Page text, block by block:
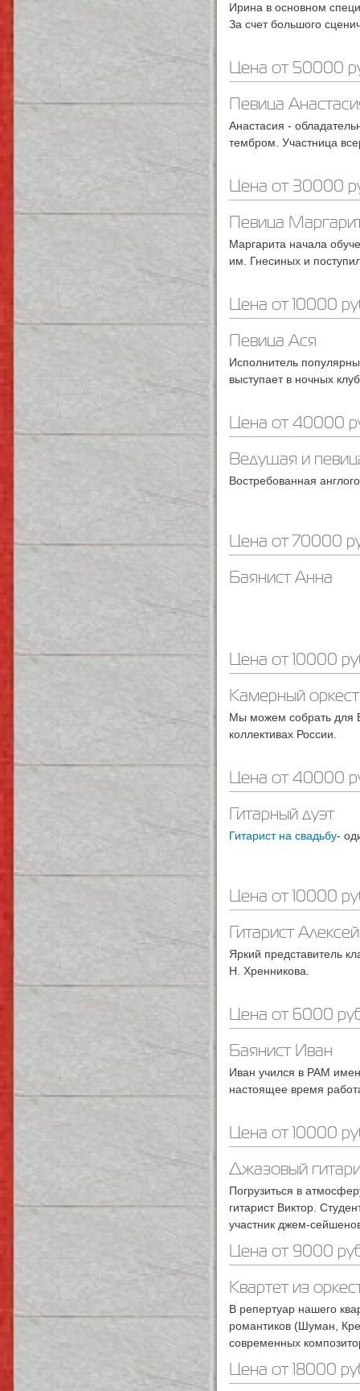
Ирина в основном
За счет большого
Цена от 50000
Певица
Анастасия -
тембром. Участница
Цена от 30000
Певица
Маргарита начала
им. Гнесиных и
Цена от 10000
Певица Ася
Исполнитель
выступает в ночных
Цена от 40000
Ведущая и
Востребованная
Цена от 70000
Баянист Анна
Цена от 10000
Камерный
Мы можем собрать для
коллективах России.
Цена от 40000
Гитарный дуэт
Гитарист на свадьбу-
Цена от 10000
Гитарист Алексей
Яркий представитель
Н. Хренникова.
Цена от 6000
Баянист Иван
Иван учился в РАМ
настоящее время
Цена от 10000
Джазовый
Погрузиться в
гитарист Виктор.
участник джем-
Цена от 9000
Квартет из
В репертуар нашего
романтиков (Шуман,
современных
Цена от 18000